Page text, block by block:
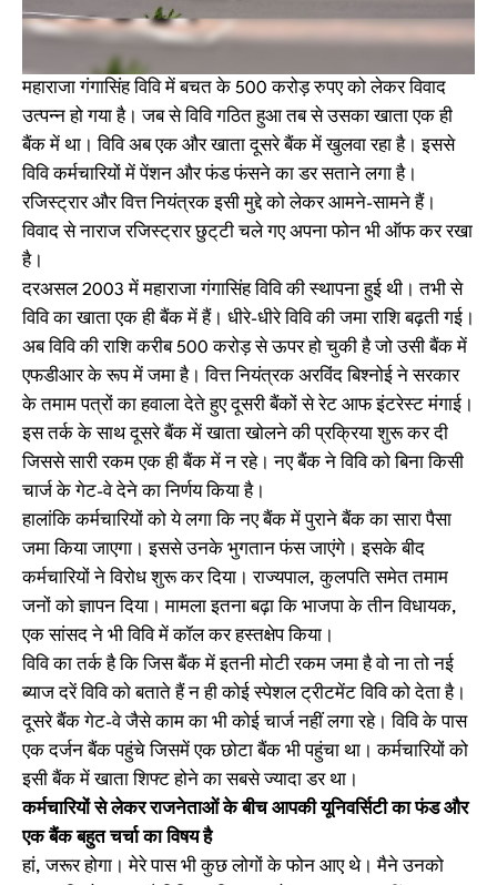
महाराजा गंगासिंह विवि में बचत के 500 करोड़ रुपए को लेकर विवाद
उत्पन्न हो गया है। जब से विवि गठित हुआ तब से उसका खाता एक ही
बैंक में था। विवि अब एक और खाता दूसरे बैंक में खुलवा रहा है। इससे
विवि कर्मचारियों में पेंशन और फंड फंसने का डर सताने लगा है।
रजिस्ट्रार और वित्त नियंत्रक इसी मुद्दे को लेकर आमने-सामने हैं।
विवाद से नाराज रजिस्ट्रार छुट्‌टी चले गए अपना फोन भी ऑफ कर रखा
है।
दरअसल 2003 में महाराजा गंगासिंह विवि की स्थापना हुई थी। तभी से
विवि का खाता एक ही बैंक में हैं। धीरे-धीरे विवि की जमा राशि बढ़ती गई।
अब विवि की राशि करीब 500 करोड़ से ऊपर हो चुकी है जो उसी बैंक में
एफडीआर के रूप में जमा है। वित्त नियंत्रक अरविंद बिश्नोई ने सरकार
के तमाम पत्रों का हवाला देते हुए दूसरी बैंकों से रेट आफ इंटरेस्ट मंगाई।
इस तर्क के साथ दूसरे बैंक में खाता खोलने की प्रक्रिया शुरू कर दी
जिससे सारी रकम एक ही बैंक में न रहे। नए बैंक ने विवि को बिना किसी
चार्ज के गेट-वे देने का निर्णय किया है।
हालांकि कर्मचारियों को ये लगा कि नए बैंक में पुराने बैंक का सारा पैसा
जमा किया जाएगा। इससे उनके भुगतान फंस जाएंगे। इसके बीद
कर्मचारियों ने विरोध शुरू कर दिया। राज्यपाल, कुलपति समेत तमाम
जनों को ज्ञापन दिया। मामला इतना बढ़ा कि भाजपा के तीन विधायक,
एक सांसद ने भी विवि में कॉल कर हस्तक्षेप किया।
विवि का तर्क है कि जिस बैंक में इतनी मोटी रकम जमा है वो ना तो नई
ब्याज दरें विवि काे बताते हैं न ही कोई स्पेशल ट्रीटमेंट विवि को देता है।
दूसरे बैंक गेट-वे जैसे काम का भी कोई चार्ज नहीं लगा रहे। विवि के पास
एक दर्जन बैंक पहुंचे जिसमें एक छोटा बैंक भी पहुंचा था। कर्मचारियों को
इसी बैंक में खाता शिफ्ट होने का सबसे ज्यादा डर था।
कर्मचारियों से लेकर राजनेताओं के बीच आपकी यूनिवर्सिटी का फंड और
एक बैंक बहुत चर्चा का विषय है
हां, जरूर होगा। मेरे पास भी कुछ लोगों के फोन आए थे। मैने उनको